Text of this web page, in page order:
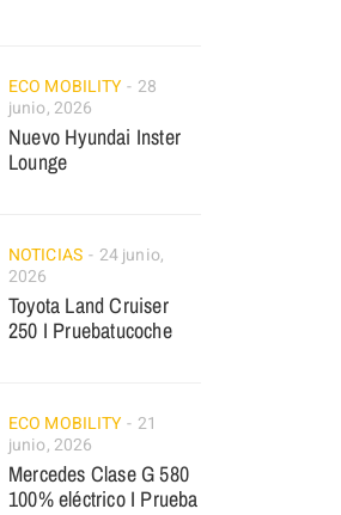
ECO MOBILITY
28
junio, 2026
Nuevo Hyundai Inster
Lounge
NOTICIAS
24 junio,
2026
Toyota Land Cruiser
250 I Pruebatucoche
ECO MOBILITY
21
junio, 2026
Mercedes Clase G 580
100% eléctrico I Prueba